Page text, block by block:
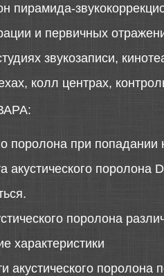
пирамида-
и первичных
звукозаписи,
колл центрах,
поролона при
акустического
поролона
характеристики
акустического